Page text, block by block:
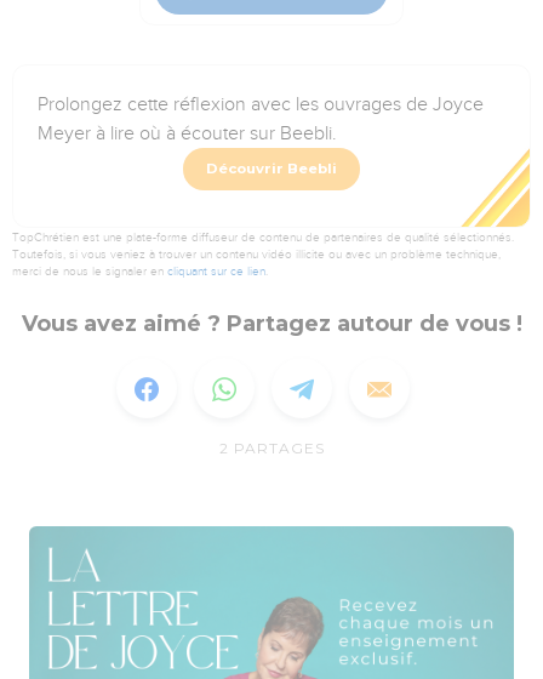
Prolongez cette réflexion avec les ouvrages de Joyce
Meyer à lire où à écouter sur Beebli.
Découvrir Beebli
TopChrétien est une plate-forme diffuseur de contenu de partenaires de qualité sélectionnés.
Toutefois, si vous veniez à trouver un contenu vidéo illicite ou avec un problème technique,
merci de nous le signaler en cliquant sur ce lien.
Vous avez aimé ? Partagez autour de vous !
2 PARTAGES